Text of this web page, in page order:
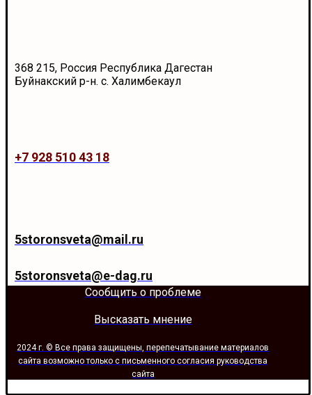
368 215, Россия Республика Дагестан
Буйнакский р-н. с. Халимбекаул
+7 928 510 43 18
5storonsveta@mail.ru
5storonsveta@e-dag.ru
Сообщить о проблеме
Высказать мнение
2024 г. © Все права защищены, перепечатывание материалов
сайта возможно только с письменного согласия руководства
сайта